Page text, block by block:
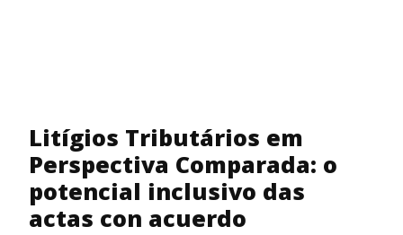
Litígios Tributários em
Perspectiva Comparada: o
potencial inclusivo das
actas con acuerdo